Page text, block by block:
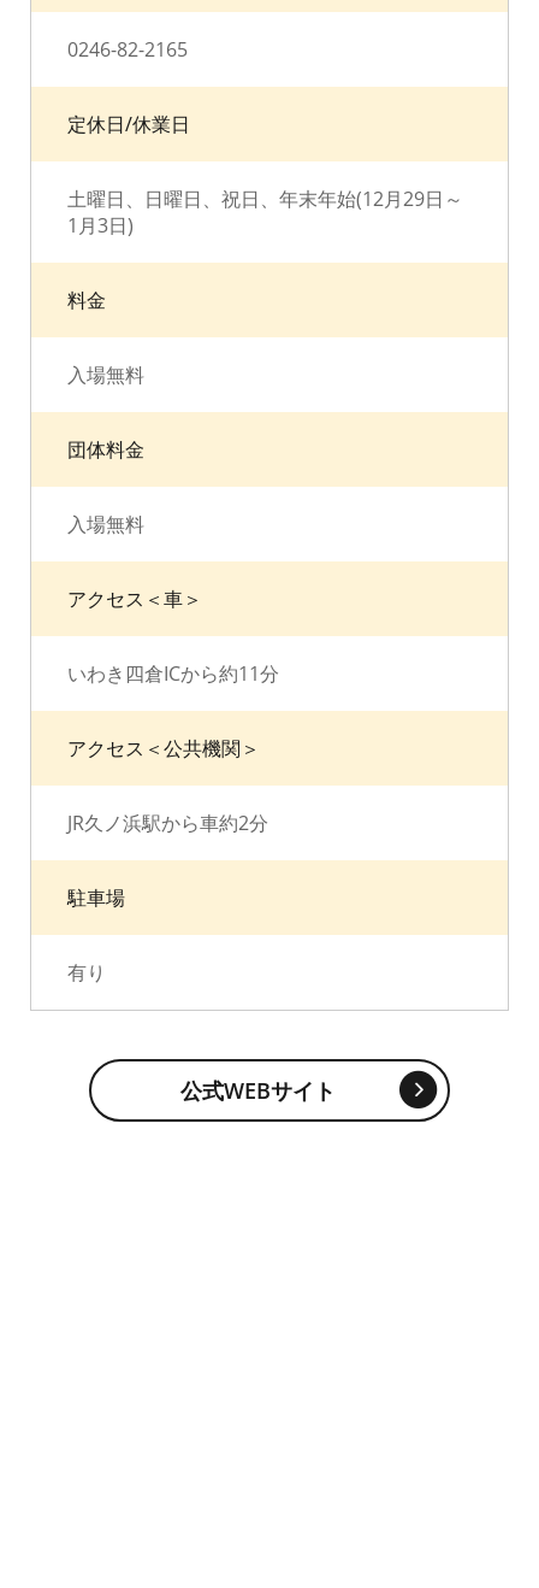
0246-82-2165
定休日/休業日
土曜日、日曜日、祝日、年末年始(12月29日～
1月3日)
料金
入場無料
団体料金
入場無料
アクセス＜車＞
いわき四倉ICから約11分
アクセス＜公共機関＞
JR久ノ浜駅から車約2分
駐車場
有り
公式WEBサイト